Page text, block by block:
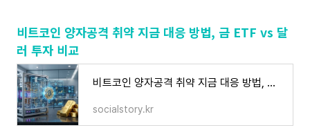
비트코인 양자공격 취약 지금 대응 방법, 금 ETF vs 달
러 투자 비교
비트코인 양자공격 취약 지금 대응 방법, 금 ETF vs 달러 투자 비교
socialstory.kr